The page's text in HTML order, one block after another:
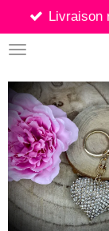
Passer
au
contenu
rapide et